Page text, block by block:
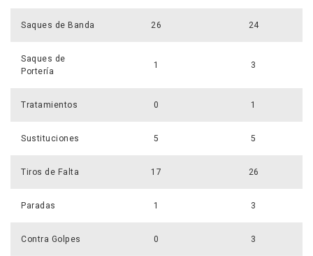
Saques de Banda 26 24
Saques de
Portería
1 3
Tratamientos 0 1
Sustituciones 5 5
Tiros de Falta 17 26
Paradas 1 3
Contra Golpes 0 3